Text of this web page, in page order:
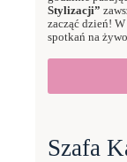
Stylizacji”
zacząć dzień!
spotkań na
Szafa